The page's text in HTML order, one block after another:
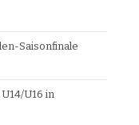
Saisonfinale
U16 in